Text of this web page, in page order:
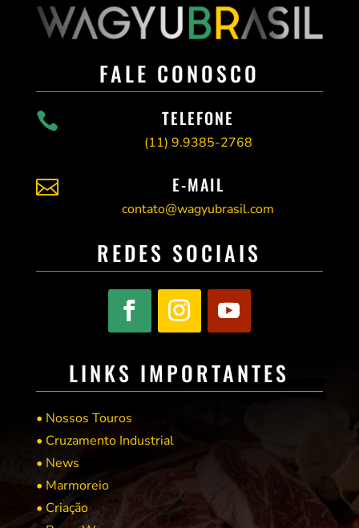
FALE CONOSCO
 TELEFONE
(11) 9.9385-2768
 E-MAIL
contato@wagyubrasil.com
REDES SOCIAIS
LINKS IMPORTANTES
• Nossos Touros
• Cruzamento Industrial
• News
• Marmoreio
• Criação